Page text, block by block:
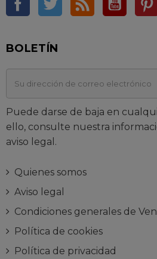
BOLETÍN
Puede darse de baja en
ello, consulte nuestra
aviso legal.
Quienes somos
Aviso legal
Condiciones generales de
Política de cookies
Política de privacidad